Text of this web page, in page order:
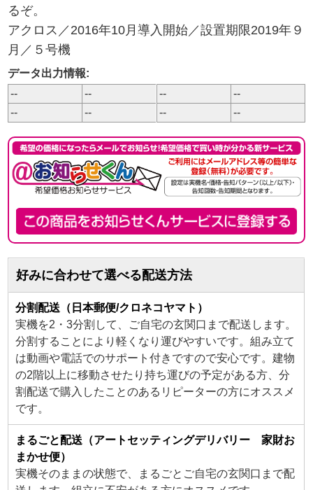
るぞ。
アクロス／2016年10月導入開始／設置期限2019年９
月／５号機
データ出力情報:
--
-- --
--
--
-- -- --
好みに合わせて選べる配送方法
分割配送（日本郵便/クロネコヤマト）
実機を2・3分割して、ご自宅の玄関口まで配送します。
分割することにより軽くなり運びやすいです。組み立て
は動画や電話でのサポート付きですので安心です。建物
の2階以上に移動させたり持ち運びの予定がある方、分
割配送で購入したことのあるリピーターの方にオススメ
です。
まるごと配送（アートセッティングデリバリー 家財お
まかせ便）
実機そのままの状態で、まるごとご自宅の玄関口まで配